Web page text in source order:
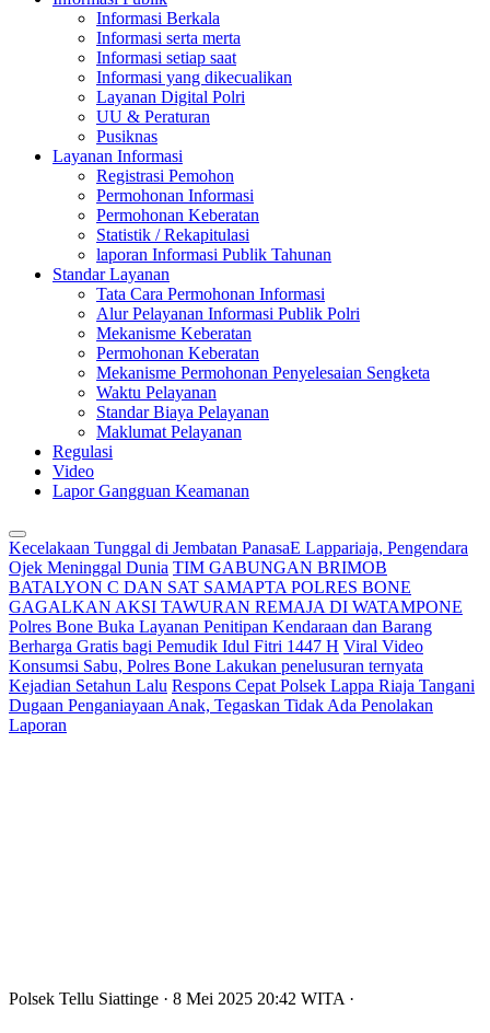
Informasi Berkala
Informasi serta merta
Informasi setiap saat
Informasi yang dikecualikan
Layanan Digital Polri
UU & Peraturan
Pusiknas
Layanan Informasi
Registrasi Pemohon
Permohonan Informasi
Permohonan Keberatan
Statistik / Rekapitulasi
laporan Informasi Publik Tahunan
Standar Layanan
Tata Cara Permohonan Informasi
Alur Pelayanan Informasi Publik Polri
Mekanisme Keberatan
Permohonan Keberatan
Mekanisme Permohonan Penyelesaian Sengketa
Waktu Pelayanan
Standar Biaya Pelayanan
Maklumat Pelayanan
Regulasi
Video
Lapor Gangguan Keamanan
Kecelakaan Tunggal di Jembatan PanasaE Lappariaja, Pengendara
Ojek Meninggal Dunia TIM GABUNGAN BRIMOB
BATALYON C DAN SAT SAMAPTA POLRES BONE
GAGALKAN AKSI TAWURAN REMAJA DI WATAMPONE
Polres Bone Buka Layanan Penitipan Kendaraan dan Barang
Berharga Gratis bagi Pemudik Idul Fitri 1447 H Viral Video
Konsumsi Sabu, Polres Bone Lakukan penelusuran ternyata
Kejadian Setahun Lalu Respons Cepat Polsek Lappa Riaja Tangani
Dugaan Penganiayaan Anak, Tegaskan Tidak Ada Penolakan
Laporan
Polsek Tellu Siattinge · 8 Mei 2025 20:42 WITA ·